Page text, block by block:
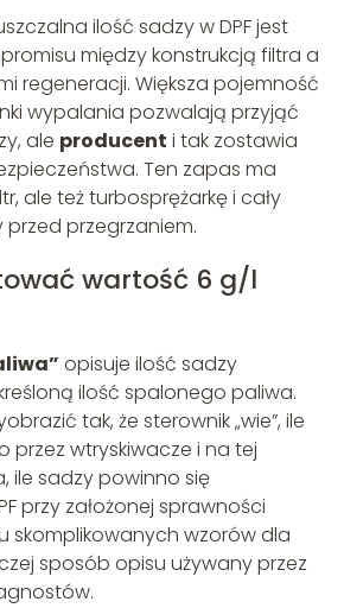
ilość sadzy w DPF jest
między konstrukcją filtra a
regeneracji. Większa pojemność
wypalania pozwalają przyjąć
ale producent i tak zostawia
Ten zapas ma
ale też turbosprężarkę i cały
przegrzaniem.
wartość 6 g/l
opisuje ilość sadzy
ilość spalonego paliwa.
tak, że sterownik „wie”, ile
przez wtryskiwacze i na tej
ile sadzy powinno się
przy założonej sprawności
skomplikowanych wzorów dla
sposób opisu używany przez